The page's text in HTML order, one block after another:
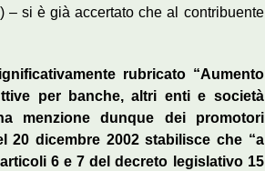
– si è già accertato che al contribuente
rubricato “Aumento
per banche, altri enti e società
menzione dunque dei promotori
20 dicembre 2002 stabilisce che “a
6 e 7 del decreto legislativo 15